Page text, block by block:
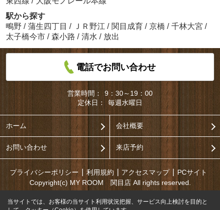
駅から探す
鴫野 / 蒲生四丁目 / ＪＲ野江 / 関目成育 / 京橋 / 千林大宮 /
太子橋今市 / 森小路 / 清水 / 放出
電話でお問い合わせ
営業時間：
9：30～19：00
定休日：
毎週水曜日
ホーム 会社概要
お問い合わせ 来店予約
プライバシーポリシー 利用規約 アクセスマップ
PCサイト
Copyright(c) MY ROOM 関目店 All rights reserved.
当サイトでは、お客様の当サイト利用状況把握、サービス向上検討を目的と